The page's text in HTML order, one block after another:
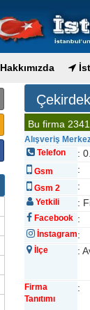
Hakkımızda
Bu firma
Alışveriş
Telefon :
Gsm :
Gsm 2 :
Yetkili :
Facebook :
İnstagram:
İlçe :
Firma
Tanıtımı
: